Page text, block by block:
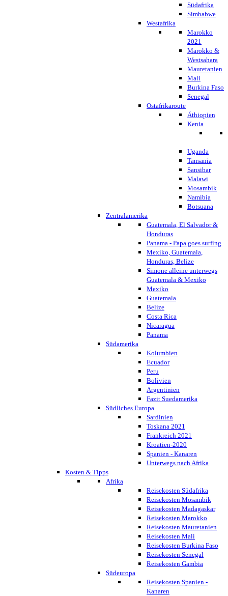
Südafrika
Simbabwe
Westafrika
Marokko
2021
Marokko &
Westsahara
Mauretanien
Mali
Burkina Faso
Senegal
Ostafrikaroute
Äthiopien
Kenia
Uganda
Tansania
Sansibar
Malawi
Mosambik
Namibia
Botsuana
Zentralamerika
Guatemala, El Salvador &
Honduras
Panama - Papa goes surfing
Mexiko, Guatemala,
Honduras, Belize
Simone alleine unterwegs
Guatemala & Mexiko
Mexiko
Guatemala
Belize
Costa Rica
Nicaragua
Panama
Südamerika
Kolumbien
Ecuador
Peru
Bolivien
Argentinien
Fazit Suedamerika
Südliches Europa
Sardinien
Toskana 2021
Frankreich 2021
Kroatien-2020
Spanien - Kanaren
Unterwegs nach Afrika
Kosten & Tipps
Afrika
Reisekosten Südafrika
Reisekosten Mosambik
Reisekosten Madagaskar
Reisekosten Marokko
Reisekosten Mauretanien
Reisekosten Mali
Reisekosten Burkina Faso
Reisekosten Senegal
Reisekosten Gambia
Südeuropa
Reisekosten Spanien -
Kanaren